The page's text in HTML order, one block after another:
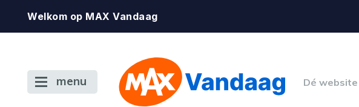
Welkom op MAX Vandaag
menu Dé